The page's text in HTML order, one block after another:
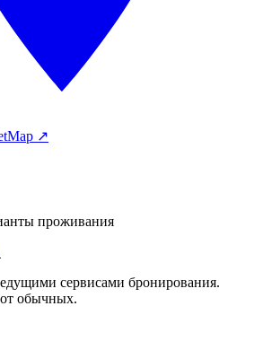
↗
проживания
сервисами бронирования.
обычных.